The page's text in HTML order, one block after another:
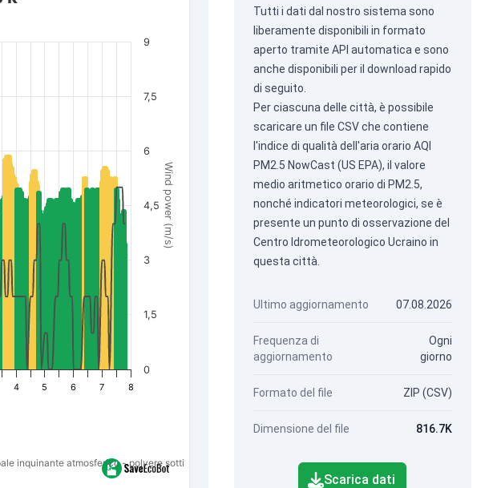
inquinante atmosferico - polvere sottile di frazione PM2.5.
Wind power (m/s)
4 5 6 7 8
0
1,5
3
4,5
6
7,5
9
Tutti i dati dal nostro sistema sono
liberamente disponibili in formato
aperto tramite API automatica e sono
anche disponibili per il download rapido
di seguito.
Per ciascuna delle città, è possibile
scaricare un file CSV che contiene
l'indice di qualità dell'aria orario AQI
PM2.5 NowCast (US EPA), il valore
medio aritmetico orario di PM2.5,
nonché indicatori meteorologici, se è
presente un punto di osservazione del
Centro Idrometeorologico Ucraino in
questa città.
Ultimo aggiornamento 07.08.2026
Frequenza di
aggiornamento
Ogni
giorno
Formato del file ZIP (CSV)
Dimensione del file 816.7K
Scarica dati